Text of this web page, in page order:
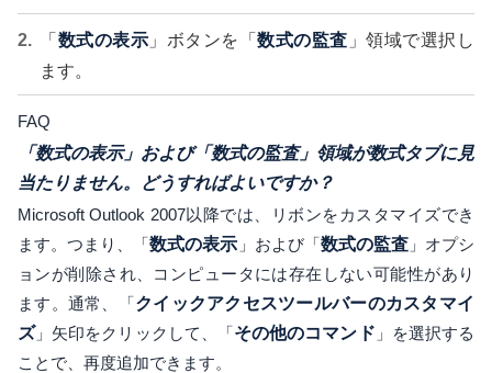
「 数式の表示 」ボタンを「 数式の監査 」領域で選択し
ます。
FAQ
「数式の表示」および「数式の監査」領域が数式タブに見
当たりません。どうすればよいですか？
Microsoft Outlook 2007以降では、リボンをカスタマイズでき
ます。つまり、「数式の表示 」および「数式の監査」オプシ
ョンが削除され、コンピュータには存在しない可能性があり
ます。通常、「クイックアクセスツールバーのカスタマイ
ズ」矢印をクリックして、「その他のコマンド 」を選択する
ことで、再度追加できます。